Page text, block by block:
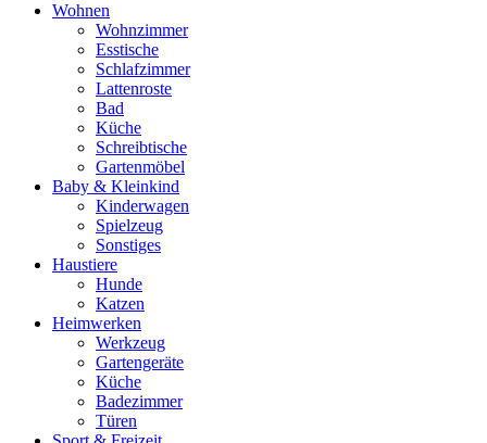
Wohnen
Wohnzimmer
Esstische
Schlafzimmer
Lattenroste
Bad
Küche
Schreibtische
Gartenmöbel
Baby & Kleinkind
Kinderwagen
Spielzeug
Sonstiges
Haustiere
Hunde
Katzen
Heimwerken
Werkzeug
Gartengeräte
Küche
Badezimmer
Türen